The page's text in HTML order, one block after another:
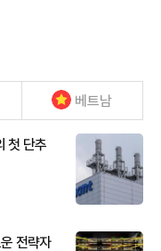
베트남
첫 단추
전략자